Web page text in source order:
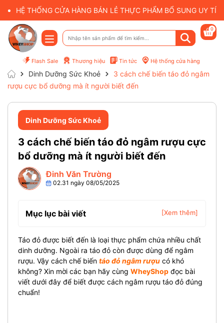
HỆ THỐNG CỬA HÀNG BÁN LẺ THỰC PHẨM BỔ SUNG UY
Flash Sale Thương hiệu Tin tức Hệ thống cửa hàng
0
Dinh Dưỡng Sức Khoẻ
3 cách chế biến táo đỏ ngâm
rượu cực bổ dưỡng mà ít người biết đến
Dinh Dưỡng Sức Khoẻ
3 cách chế biến táo đỏ ngâm rượu cực
bổ dưỡng mà ít người biết đến
Đinh Văn Trường
02.31 ngày 08/05/2025
Mục lục bài viết [Xem thêm]
Táo đỏ được biết đến là loại thực phẩm chứa nhiều chất
dinh dưỡng. Ngoài ra táo đỏ còn được dùng để ngâm
rượu. Vậy cách chế biến táo đỏ ngâm rượu có khó
không? Xin mời các bạn hãy cùng WheyShop đọc bài
viết dưới đây để biết được cách ngâm rượu táo đỏ đúng
chuẩn!